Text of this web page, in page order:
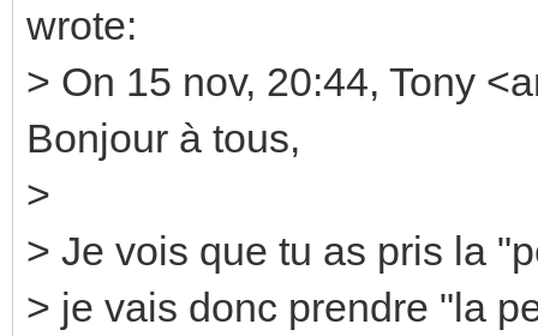
wrote:
> On 15 nov, 20:44, Tony
Bonjour à tous,
>
> Je vois que tu as pris la
> je vais donc prendre "la